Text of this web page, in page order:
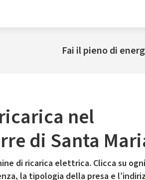
Fai il pieno di
nel
di Santa
di ricarica elettrica. Clicca su ogni
la tipologia della presa e